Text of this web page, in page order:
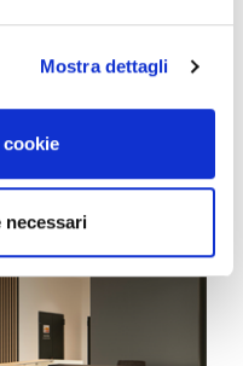
Mostra dettagli
necessari